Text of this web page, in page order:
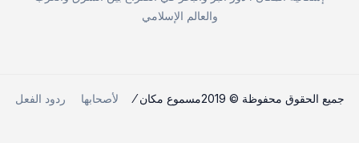
والعالم الإسلامي
جميع الحقوق محفوظة © 2019مسموع مكان ⁄ لأصحابها ردود الفعل